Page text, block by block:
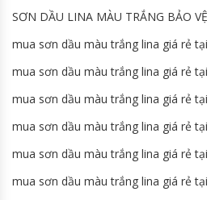
SƠN DẦU LINA MÀU TRẮNG BẢO
mua sơn dầu màu trắng lina giá rẻ tại
mua sơn dầu màu trắng lina giá rẻ tại
mua sơn dầu màu trắng lina giá rẻ tại
mua sơn dầu màu trắng lina giá rẻ tại
mua sơn dầu màu trắng lina giá rẻ tại
mua sơn dầu màu trắng lina giá rẻ tại